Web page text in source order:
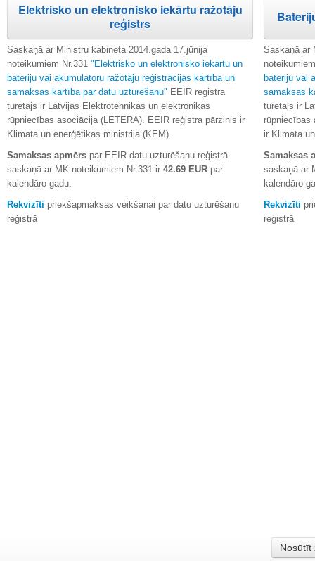
Elektrisko un elektronisko iekārtu ražotāju
reģistrs
Saskaņā ar Ministru kabineta 2014.gada 17.jūnija
noteikumiem Nr.331 "Elektrisko un elektronisko iekārtu un
bateriju vai akumulatoru ražotāju reģistrācijas kārtība un
samaksas kārtība par datu uzturēšanu" EEIR reģistra
turētājs ir Latvijas Elektrotehnikas un elektronikas
rūpniecības asociācija (LETERA). EEIR reģistra pārzinis ir
Klimata un enerģētikas ministrija (KEM).
Samaksas apmērs par EEIR datu uzturēšanu reģistrā
saskaņā ar MK noteikumiem Nr.331 ir 42.69 EUR par
kalendāro gadu.
Rekvizīti priekšapmaksas veikšanai par datu uzturēšanu
reģistrā
Saskaņā ar
bateriju vai
samaksas
turētājs ir
rūpniecības
ir Klimata
Samaksas
saskaņā ar
kalendāro
Rekvizīti
reģistrā
Nosūtīt